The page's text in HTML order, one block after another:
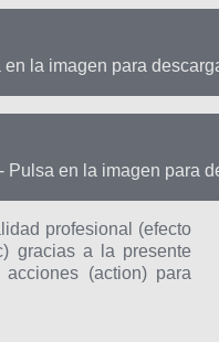
la imagen para
Pulsa en la imagen para
profesional (efecto
gracias a la presente
(action) para